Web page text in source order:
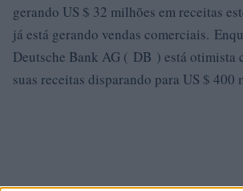
gerando US $ 32 milhões em receitas
já está gerando vendas comerciais.
Deutsche Bank AG ( DB ) está otimista
suas receitas disparando para US $ 400